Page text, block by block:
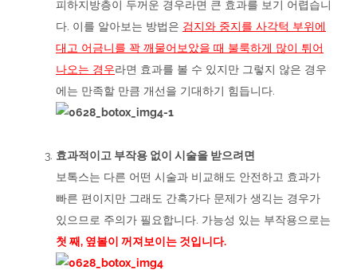
피하지방층이 두꺼운 경우라면 큰 효과를 보기 어렵습니
다. 이를 알아보는 방법은 검지와 중지를 사각턱 부위에
대고 어금니를 꽉 깨물어보았을 때 불룩하게 많이 튀어
나오는 경우라면 효과를 볼 수 있지만 그렇지 않은 경우
에는 만족할 만큼 개선을 기대하기 힘듭니다.
효과적이고 부작용 없이 시술을 받으려면
보톡스는 다른 어떤 시술과 비교해도 안전하고 효과가
빠른 편이지만 그래도 간혹가다 문제가 생긱는 경우가
있으므로 주의가 필요합니다. 가능성 있는 부작용으로는
첫 째, 옆볼이 꺼져보이는 것입니다.